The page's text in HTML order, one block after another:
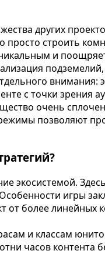
других
строить
и
внимания:
с точки зрения
очень
позволяют
экосистемой.
игры
от более
и классам
часов